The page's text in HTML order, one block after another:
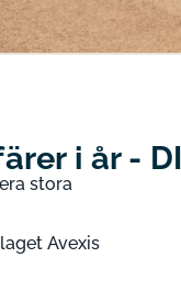
i år - DI
stora
Avexis